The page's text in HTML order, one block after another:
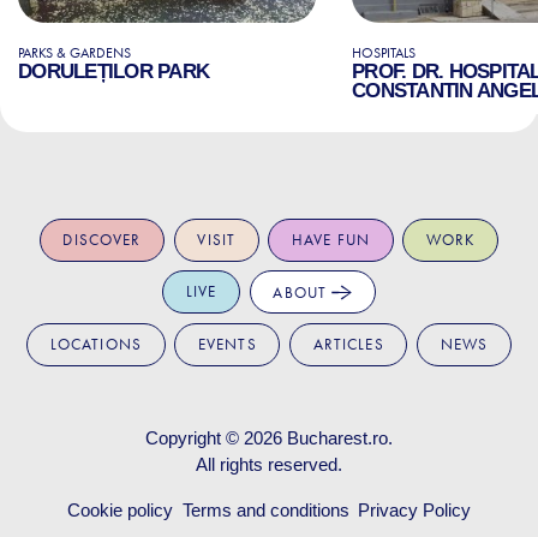
PARKS & GARDENS
DORULEȚILOR PARK
HOSPITALS
PROF. DR.
CONSTANTIN
DISCOVER VISIT HAVE FUN WORK
LIVE ABOUT
LOCATIONS EVENTS ARTICLES NEWS
Copyright © 2026 Bucharest.ro.
All rights reserved.
Cookie policy Terms and conditions Privacy Policy